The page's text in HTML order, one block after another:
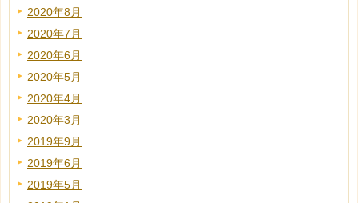
2020年8月
2020年7月
2020年6月
2020年5月
2020年4月
2020年3月
2019年9月
2019年6月
2019年5月